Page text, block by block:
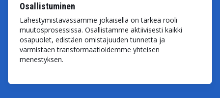
Osallistuminen
Lähestymistavassamme jokaisella on tärkeä rooli
muutosprosessissa. Osallistamme aktiivisesti kaikki
osapuolet, edistäen omistajuuden tunnetta ja
varmistaen transformaatioidemme yhteisen
menestyksen.